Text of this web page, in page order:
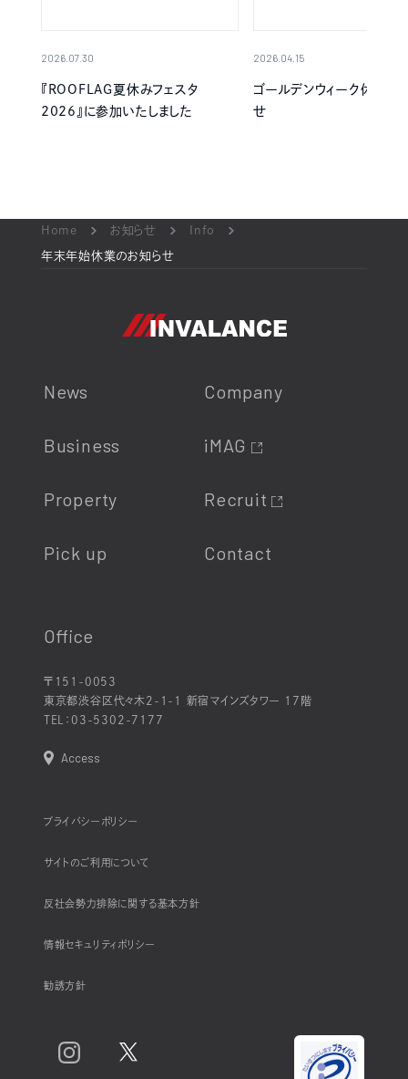
2026.07.30
『ROOFLAG夏休みフェスタ
2026』に参加いたしました
2026.04.15
ゴールデンウィーク休業の
せ
Home お知らせ Info
年末年始休業のお知らせ
News
Business
Property
Pick up
Company
iMAG
Recruit
Contact
Office
〒151-0053
東京都渋谷区代々木2-1-1 新宿マインズタワー 17階
TEL： 03-5302-7177
Access
プライバシーポリシー
サイトのご利用について
反社会勢力排除に関する基本方針
情報セキュリティポリシー
勧誘方針